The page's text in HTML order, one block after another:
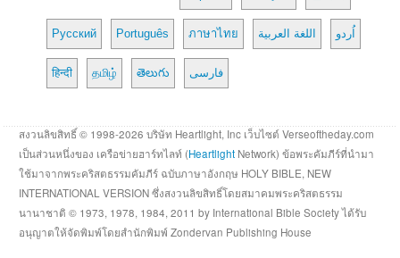
Русский Português ภาษาไทย اللغة العربية اُردو
हिन्दी தமிழ் తెలుగు فارسی
สงวนลิขสิทธิ์ © 1998-2026 บริษัท Heartlight, Inc เว็บไซต์ Verseoftheday.com
เป็นส่วนหนึ่งของ เครือข่ายฮาร์ทไลท์ (Heartlight Network) ข้อพระคัมภีร์ที่นำมา
ใช้มาจากพระคริสตธรรมคัมภีร์ ฉบับภาษาอังกฤษ HOLY BIBLE, NEW
INTERNATIONAL VERSION ซึ่งสงวนลิขสิทธิ์โดยสมาคมพระคริสตธรรม
นานาชาติ © 1973, 1978, 1984, 2011 by International Bible Society ได้รับ
อนุญาตให้จัดพิมพ์โดยสำนักพิมพ์ Zondervan Publishing House